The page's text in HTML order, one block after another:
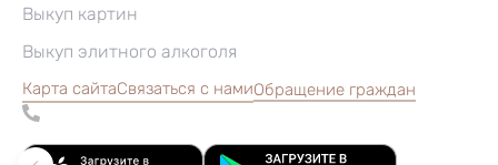
Выкуп картин
Выкуп элитного алкоголя
Карта сайтаСвязаться с намиОбращение граждан